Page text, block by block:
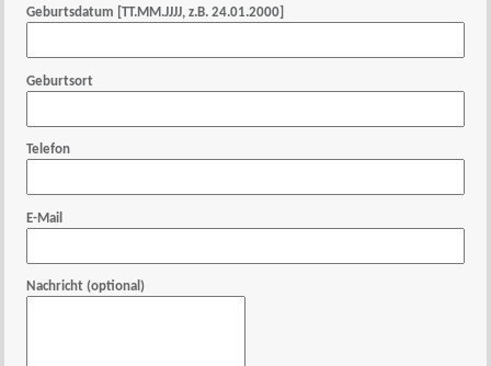
Geburtsdatum [TT.MM.JJJJ, z.B. 24.01.2000]
Geburtsort
Telefon
E-Mail
Nachricht (optional)